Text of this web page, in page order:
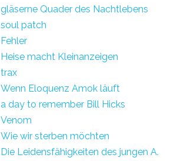
gläserne Quader des Nachtlebens
soul patch
Fehler
Heise macht Kleinanzeigen
trax
Wenn Eloquenz Amok läuft
a day to remember Bill Hicks
Venom
Wie wir sterben möchten
Die Leidensfähigkeiten des jungen A.